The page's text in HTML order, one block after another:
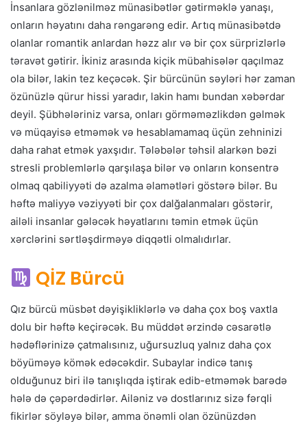
İnsanlara gözlənilməz münasibətlər gətirməklə yanaşı,
onların həyatını daha rəngarəng edir. Artıq münasibətdə
olanlar romantik anlardan həzz alır və bir çox sürprizlərlə
təravət gətirir. İkiniz arasında kiçik mübahisələr qaçılmaz
ola bilər, lakin tez keçəcək. Şir bürcünün səyləri hər zaman
özünüzlə qürur hissi yaradır, lakin hamı bundan xəbərdar
deyil. Şübhələriniz varsa, onları görməməzlikdən gəlmək
və müqayisə etməmək və hesablamamaq üçün zehninizi
daha rahat etmək yaxşıdır. Tələbələr təhsil alarkən bəzi
stresli problemlərlə qarşılaşa bilər və onların konsentrə
olmaq qabiliyyəti də azalma əlamətləri göstərə bilər. Bu
həftə maliyyə vəziyyəti bir çox dalğalanmaları göstərir,
ailəli insanlar gələcək həyatlarını təmin etmək üçün
xərclərini sərtləşdirməyə diqqətli olmalıdırlar.
QİZ Bürcü
Qız bürcü müsbət dəyişikliklərlə və daha çox boş vaxtla
dolu bir həftə keçirəcək. Bu müddət ərzində cəsarətlə
hədəflərinizə çatmalısınız, uğursuzluq yalnız daha çox
böyüməyə kömək edəcəkdir. Subaylar indicə tanış
olduğunuz biri ilə tanışlıqda iştirak edib-etməmək barədə
hələ də çəpərdədirlər. Ailəniz və dostlarınız sizə fərqli
fikirlər söyləyə bilər, amma önəmli olan özünüzdən